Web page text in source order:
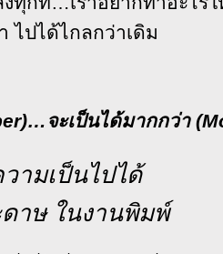
ไปได้ไกลกว่าเดิม
จะเป็นได้มากกว่า
ามเป็นไปได้
าษ ในงานพิมพ์